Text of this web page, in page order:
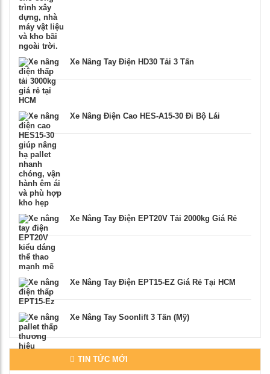
Xe Nâng Tay Điện HD30 Tải 3 Tấn
Xe Nâng Điện Cao HES-A15-30 Đi Bộ Lái
Xe Nâng Tay Điện EPT20V Tải 2000kg Giá Rẻ
Xe Nâng Tay Điện EPT15-EZ Giá Rẻ Tại HCM
Xe Nâng Tay Soonlift 3 Tấn (Mỹ)
TIN TỨC MỚI